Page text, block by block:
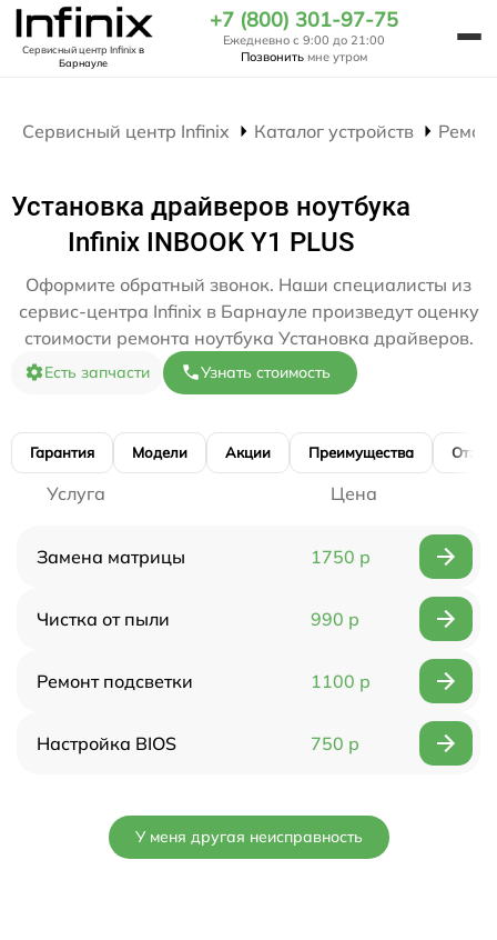
Сервисный центр Infinixв
Барнауле
+7 (800) 301-97-75
Ежедневно с 9:00 до 21:00
Позвонить мне утром
Сервисный центр Infinix Каталог устройств
Установка драйверов ноутбука
Infinix INBOOK Y1 PLUS
Оформите обратный звонок. Наши специалисты из
сервис-центра Infinix в Барнауле произведут оценку
стоимости ремонта ноутбука Установка драйверов.
Есть запчасти Узнать стоимость
Гарантия Модели Акции Преимущества
Услуга Цена
Замена матрицы 1750 р
Чистка от пыли 990 р
Ремонт подсветки 1100 р
Настройка BIOS 750 р
У меня другая неисправность